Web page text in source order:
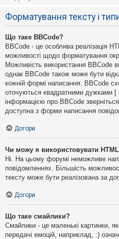
Форматування тексту і
Що таке BBCode?
BBCode - це особлива реалізація
можливості щодо форматування
Можливість використання BBCode
однак BBCode також може бути
кожній формі написання. BBCode
оточуються квадратними дужками
інформацією про BBCode
доступна з форми написання
Догори
Чи можу я використовувати
Ні. На цьому форумі неможливе
повідомленнях. Більшість
тексту може бути реалізована за
Догори
Що таке смайлики?
Смайлики - це маленькі картинки,
передачі емоцій, наприклад, :)